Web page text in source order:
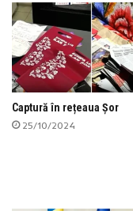
Captură în rețeaua Șor
25/10/2024